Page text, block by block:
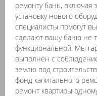
ремонту бань, включая
установку нового
специалисты помогут
сделают вашу баню не
функциональной. Мы
выполнен с
землю под
фонд капитального
ремонт квартиры